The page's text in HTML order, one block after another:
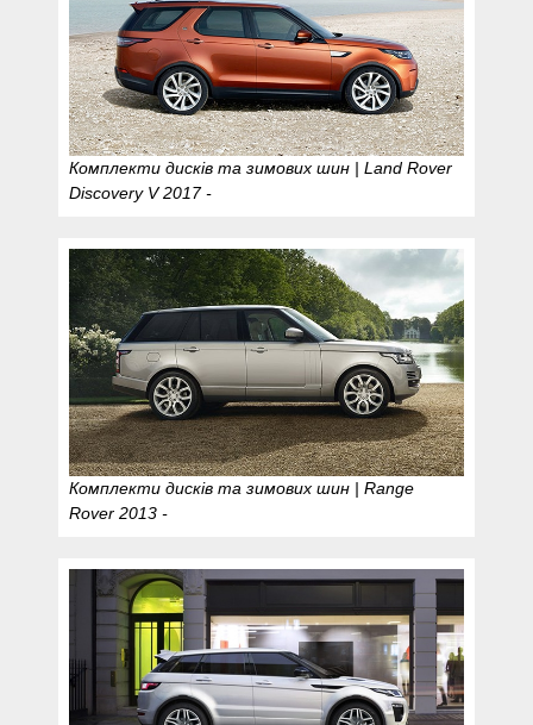
Комплекти дисків та зимових шин | Land Rover
Discovery V 2017 -
Комплекти дисків та зимових шин | Range
Rover 2013 -